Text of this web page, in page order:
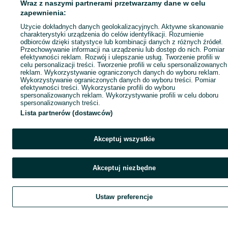
Szukaj Obserwujesz Dodaj Czat
Wraz z naszymi partnerami przetwarzamy dane w celu
zapewnienia:
Użycie dokładnych danych geolokalizacyjnych. Aktywne skanowanie
charakterystyki urządzenia do celów identyfikacji. Rozumienie
odbiorców dzięki statystyce lub kombinacji danych z różnych źródeł.
Przechowywanie informacji na urządzeniu lub dostęp do nich. Pomiar
efektywności reklam. Rozwój i ulepszanie usług. Tworzenie profili w
celu personalizacji treści. Tworzenie profili w celu spersonalizowanych
reklam. Wykorzystywanie ograniczonych danych do wyboru reklam.
Wykorzystywanie ograniczonych danych do wyboru treści. Pomiar
efektywności treści. Wykorzystanie profili do wyboru
spersonalizowanych reklam. Wykorzystywanie profili w celu doboru
spersonalizowanych treści.
Lista partnerów (dostawców)
Akceptuj wszystkie
Akceptuj niezbędne
Ustaw preferencje